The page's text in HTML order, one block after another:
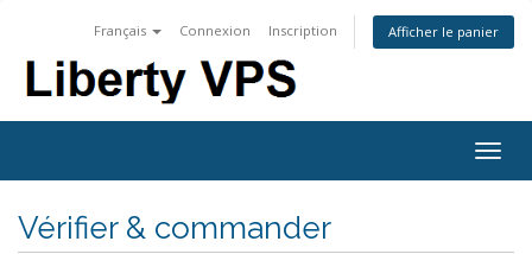
Français Connexion Inscription Afficher le panier
Vérifier & commander